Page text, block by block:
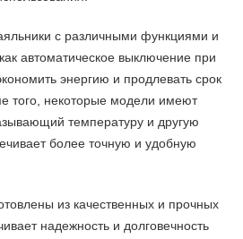
с различными функциями и
автоматическое выключение при
энергию и продлевать срок
того, некоторые модели имеют
температуру и другую
более точную и удобную
из качественных и прочных
надежность и долговечность